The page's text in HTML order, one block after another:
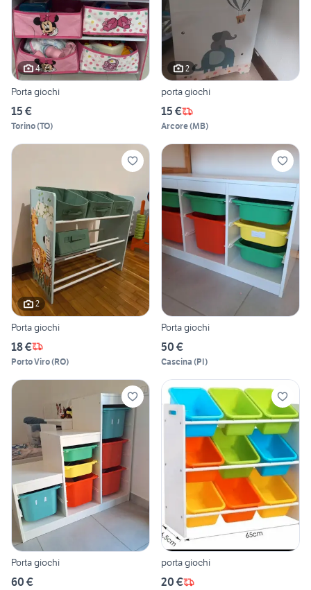
4
Porta giochi
15 €
Torino(TO)
2
porta giochi
15 €
Arcore(MB)
2
Porta giochi
18 €
Porto Viro(RO)
Porta giochi
50 €
Cascina (PI)
Porta giochi
60 €
porta giochi
20 €